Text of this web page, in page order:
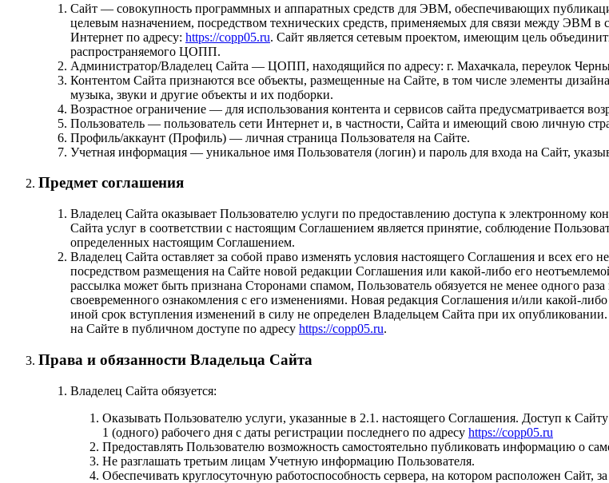
Сайт — совокупность программных и аппаратных средств для ЭВМ, обеспечивающих
целевым назначением, посредством технических средств, применяемых для связи между ЭВМ
Интернет по адресу: https://copp05.ru. Сайт является сетевым проектом, имеющим цель
распространяемого ЦОПП.
Администратор/Владелец Сайта — ЦОПП, находящийся по адресу: г. Махачкала, переулок
Контентом Сайта признаются все объекты, размещенные на Сайте, в том числе элементы
музыка, звуки и другие объекты и их подборки.
Возрастное ограничение — для использования контента и сервисов сайта предусматривается
Пользователь — пользователь сети Интернет и, в частности, Сайта и имеющий свою личную
Профиль/аккаунт (Профиль) — личная страница Пользователя на Сайте.
Учетная информация — уникальное имя Пользователя (логин) и пароль для входа на Сайт,
Предмет соглашения
Владелец Сайта оказывает Пользователю услуги по предоставлению доступа к электронному
Сайта услуг в соответствии с настоящим Соглашением является принятие, соблюдение
определенных настоящим Соглашением.
Владелец Сайта оставляет за собой право изменять условия настоящего Соглашения и всех его
посредством размещения на Сайте новой редакции Соглашения или какой-либо его
рассылка может быть признана Сторонами спамом, Пользователь обязуется не менее одного
своевременного ознакомления с его изменениями. Новая редакция Соглашения и/или какой-
иной срок вступления изменений в силу не определен Владельцем Сайта при их
на Сайте в публичном доступе по адресу https://copp05.ru.
Права и обязанности Владельца Сайта
Владелец Сайта обязуется:
Оказывать Пользователю услуги, указанные в 2.1. настоящего Соглашения. Доступ к
1 (одного) рабочего дня с даты регистрации последнего по адресу https://copp05.ru
Предоставлять Пользователю возможность самостоятельно публиковать информацию о
Не разглашать третьим лицам Учетную информацию Пользователя.
Обеспечивать круглосуточную работоспособность сервера, на котором расположен Сайт,